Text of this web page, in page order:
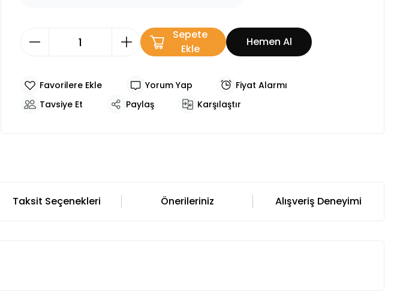
Sepete
Ekle
Hemen Al
Yorum Yap
Fiyat Alarmı
Tavsiye Et
Paylaş Karşılaştır
Taksit Seçenekleri Önerileriniz Alışveriş Deneyimi